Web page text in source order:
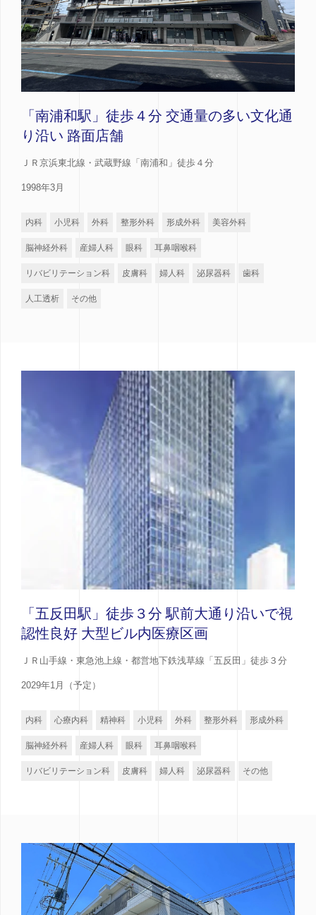
「南浦和駅」徒歩４分 交通量の多い文化通
り沿い 路面店舗
ＪＲ京浜東北線・武蔵野線「南浦和」徒歩４分
1998年3月
内科 小児科 外科 整形外科 形成外科 美容外科
脳神経外科 産婦人科 眼科 耳鼻咽喉科
リバビリテーション科 皮膚科 婦人科 泌尿器科 歯科
人工透析 その他
「五反田駅」徒歩３分 駅前大通り沿いで視
認性良好 大型ビル内医療区画
ＪＲ山手線・東急池上線・都営地下鉄浅草線「五反田」徒歩３分
2029年1月（予定）
内科 心療内科 精神科 小児科 外科 整形外科 形成外科
脳神経外科 産婦人科 眼科 耳鼻咽喉科
リバビリテーション科 皮膚科 婦人科 泌尿器科 その他